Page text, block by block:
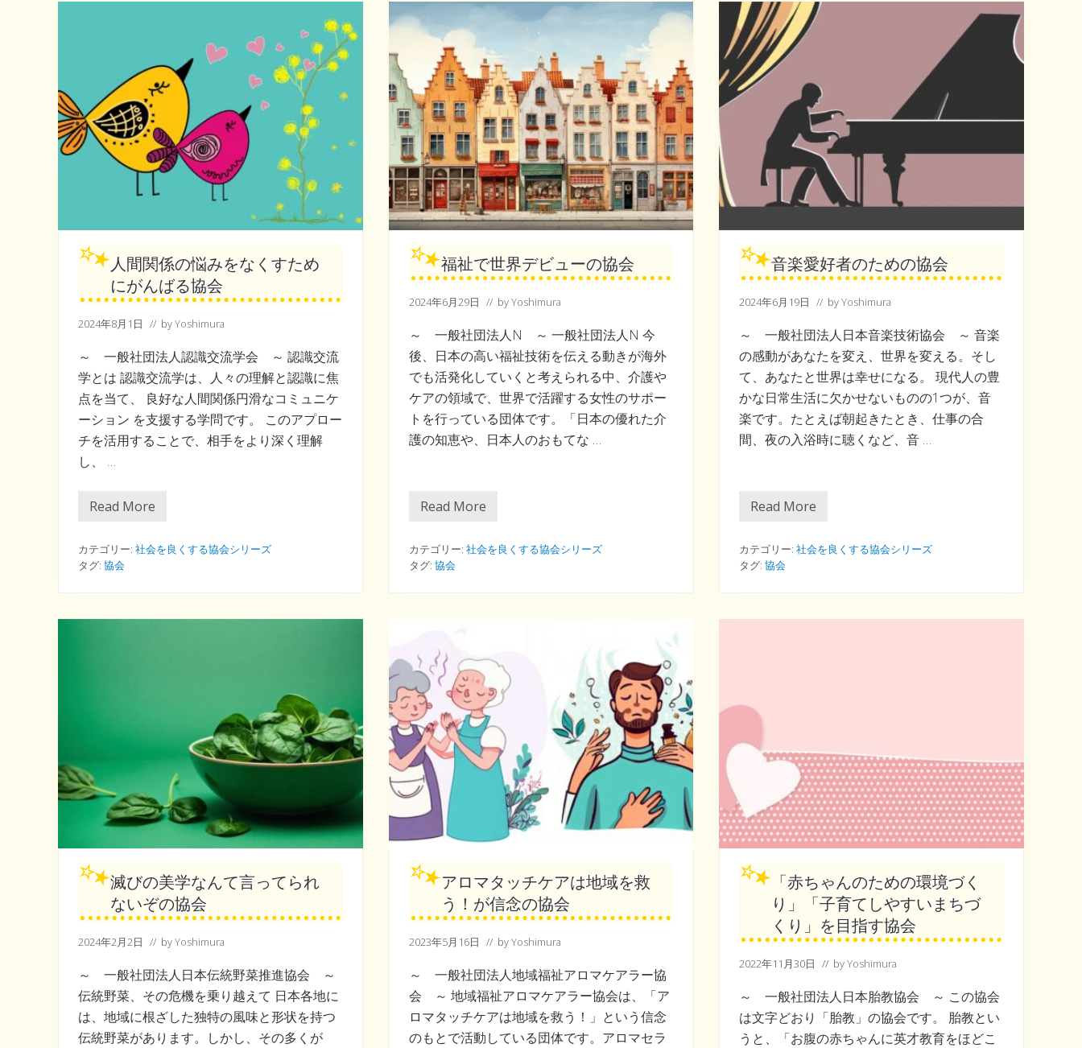
し
に
な
る
生
を
自
由
に
す
る
カ
ギ
だ
っ
た
さ
の
両
立
が
だ
の
会
人間関係の悩みをなくすため
にがんばる協会
2024年8月1日 // byYoshimura
～ 一般社団法人認識交流学会 ～ 認識交流
学とは 認識交流学は、人々の理解と認識に焦
点を当て、 良好な人間関係円滑なコミュニケ
ーション を支援する学問です。 このアプロー
チを活用することで、相手をより深く理解
し、 …
人
係
の
悩
な
Read More
カテゴリー: 社会を良くする協会シリーズ
タグ: 協会
福祉で世界デビューの協会
2024年6月29日 // byYoshimura
～ 一般社団法人N ～ 一般社団法人N 今
後、日本の高い福祉技術を伝える動きが海外
でも活発化していくと考えられる中、介護や
ケアの領域で、世界で活躍する女性のサポー
トを行っている団体です。「日本の優れた介
護の知恵や、日本人のおもてな …
福
世
界
デ
Read More
カテゴリー: 社会を良くする協会シリーズ
タグ: 協会
音楽愛好者のための協会
2024年6月19日 // byYoshimura
～ 一般社団法人日本音楽技術協会 ～ 音楽
の感動があなたを変え、世界を変える。そし
て、あなたと世界は幸せになる。 現代人の豊
かな日常生活に欠かせないものの1つが、音
楽です。たとえば朝起きたとき、仕事の合
間、夜の入浴時に聴くなど、音 …
音
好
者
の
の
Read More
カテゴリー:社会を良くする協会シリーズ
タグ:協会
滅びの美学なんて言ってられ
ないぞの協会
2024年2月2日 // byYoshimura
～ 一般社団法人日本伝統野菜推進協会 ～
伝統野菜、その危機を乗り越えて 日本各地に
は、地域に根ざした独特の風味と形状を持つ
伝統野菜があります。しかし、その多くが
アロマタッチケアは地域を救
う！が信念の協会
2023年5月16日 // byYoshimura
～ 一般社団法人地域福祉アロマケアラー協
会 ～ 地域福祉アロマケアラー協会は、「ア
ロマタッチケアは地域を救う！」という信念
のもとで活動している団体です。アロマセラ
「赤ちゃんのための環境づく
り」「子育てしやすいまちづ
くり」を目指す協会
2022年11月30日 // byYoshimura
～ 一般社団法人日本胎教協会 ～ この協会
は文字どおり「胎教」の協会です。 胎教とい
うと、「お腹の赤ちゃんに英才教育をほどこ